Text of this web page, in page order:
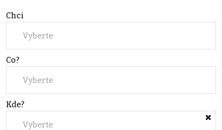
Chci
Vyberte
Co?
Vyberte
Kde?
Vyberte